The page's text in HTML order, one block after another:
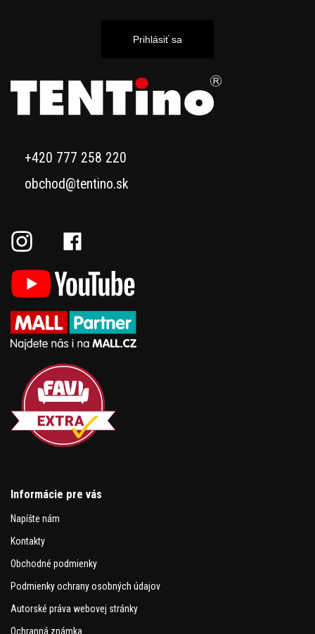
Prihlásiť sa
+420 777 258 220
obchod@tentino.sk
Informácie pre vás
Napíšte nám
Kontakty
Obchodné podmienky
Podmienky ochrany osobných údajov
Autorské práva webovej stránky
Ochranná známka